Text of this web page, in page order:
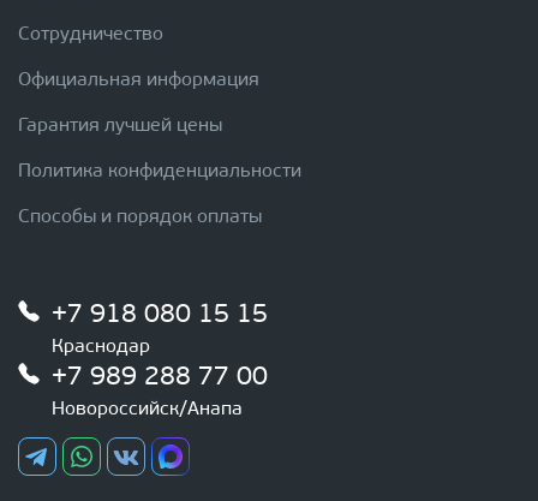
Сотрудничество
Официальная информация
Гарантия лучшей цены
Политика конфиденциальности
Способы и порядок оплаты
+7 918 080 15 15
Краснодар
+7 989 288 77 00
Новороссийск/Анапа